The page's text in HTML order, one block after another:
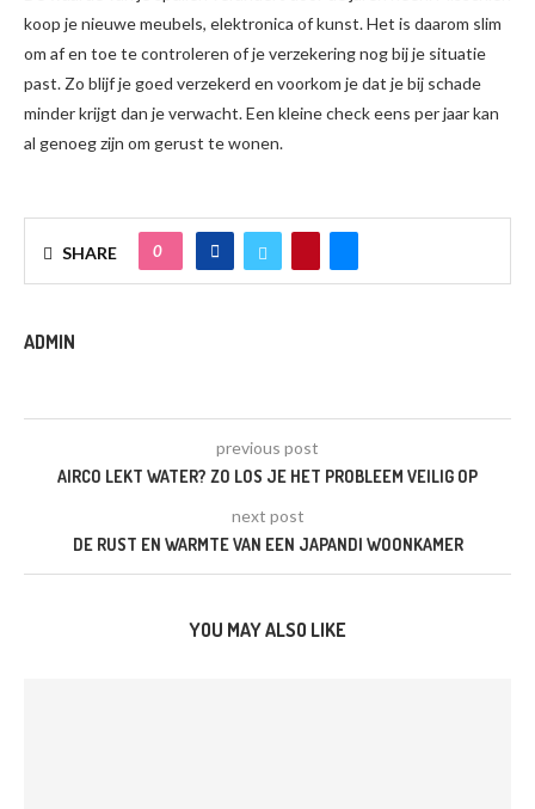
koop je nieuwe meubels, elektronica of kunst. Het is daarom slim
om af en toe te controleren of je verzekering nog bij je situatie
past. Zo blijf je goed verzekerd en voorkom je dat je bij schade
minder krijgt dan je verwacht. Een kleine check eens per jaar kan
al genoeg zijn om gerust te wonen.
SHARE 0
ADMIN
previous post
AIRCO LEKT WATER? ZO LOS JE HET PROBLEEM VEILIG OP
next post
DE RUST EN WARMTE VAN EEN JAPANDI WOONKAMER
YOU MAY ALSO LIKE